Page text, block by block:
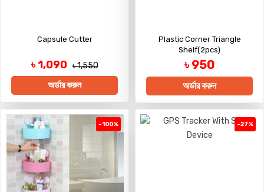
Capsule Cutter
৳ 1,090 ৳ 1,550
অর্ডার করুন
Plastic Corner Triangle
Shelf(2pcs)
৳ 950
অর্ডার করুন
-100% -27%